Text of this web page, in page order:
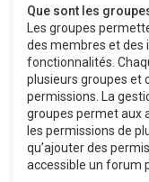
Que sont les
Les groupes
des membres et des
fonctionnalités.
plusieurs groupes et
permissions. La
groupes permet aux
les permissions de
qu’ajouter des
accessible un forum